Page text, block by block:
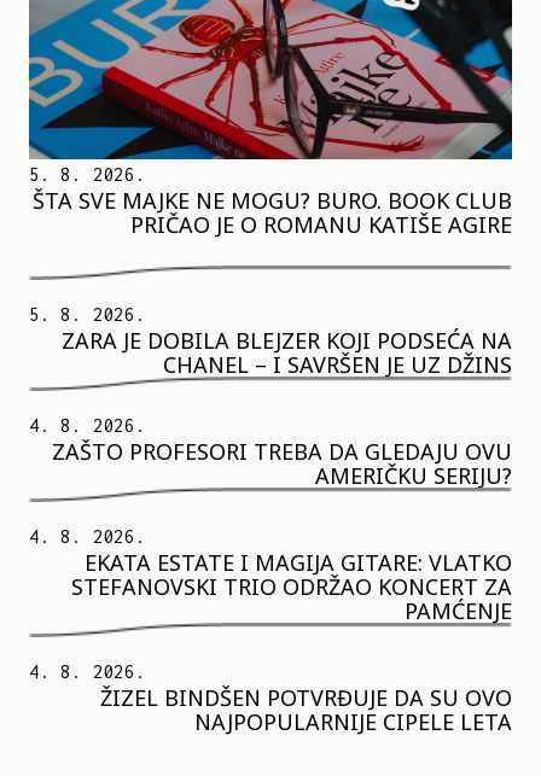
5. 8. 2026.
ŠTA SVE MAJKE NE MOGU? BURO. BOOK CLUB
PRIČAO JE O ROMANU KATIŠE AGIRE
5. 8. 2026.
ZARA JE DOBILA BLEJZER KOJI PODSEĆA NA
CHANEL – I SAVRŠEN JE UZ DŽINS
4. 8. 2026.
ZAŠTO PROFESORI TREBA DA GLEDAJU OVU
AMERIČKU SERIJU?
4. 8. 2026.
EKATA ESTATE I MAGIJA GITARE: VLATKO
STEFANOVSKI TRIO ODRŽAO KONCERT ZA
PAMĆENJE
4. 8. 2026.
ŽIZEL BINDŠEN POTVRĐUJE DA SU OVO
NAJPOPULARNIJE CIPELE LETA